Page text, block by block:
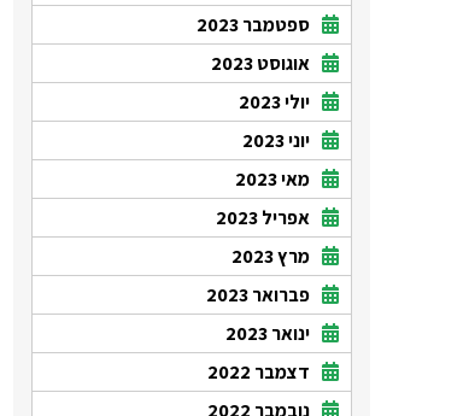
ספטמבר 2023
אוגוסט 2023
יולי 2023
יוני 2023
מאי 2023
אפריל 2023
מרץ 2023
פברואר 2023
ינואר 2023
דצמבר 2022
נובמבר 2022